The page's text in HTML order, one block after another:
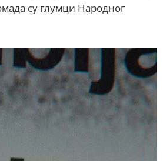
су глумци Народног